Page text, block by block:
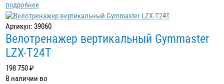
подробнее
Артикул: 39060
Велотренажер вертикальный Gymmaster
LZX-T24T
198 750 ₽
В наличии во